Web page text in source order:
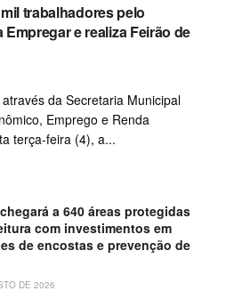
trabalhadores pelo
e realiza Feirão de
da Secretaria Municipal
Emprego e Renda
terça-feira (4), a...
a 640 áreas protegidas
com investimentos em
de encostas e prevenção de
DE 2026